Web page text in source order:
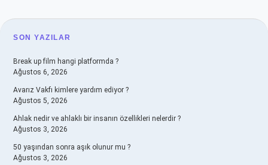
SIDEBAR
SON YAZILAR
Break up film hangi platformda ?
Ağustos 6, 2026
Avarız Vakfı kimlere yardım ediyor ?
Ağustos 5, 2026
Ahlak nedir ve ahlaklı bir insanın özellikleri nelerdir ?
Ağustos 3, 2026
50 yaşından sonra aşık olunur mu ?
Ağustos 3, 2026